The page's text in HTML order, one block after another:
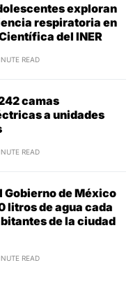
exploran
respiratoria en
del INER
READ
camas
a unidades
READ
Gobierno de México
litros de agua cada
de la ciudad
READ